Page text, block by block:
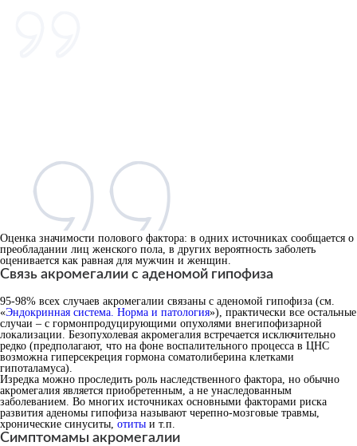
Оценка значимости полового фактора: в одних источниках сообщается о
преобладании лиц женского пола, в других вероятность заболеть
оценивается как равная для мужчин и женщин.
Связь акромегалии с аденомой гипофиза
95-98% всех случаев акромегалии связаны с аденомой гипофиза (см.
«Эндокринная система. Норма и патология»), практически все остальные
случаи – с гормонпродуцирующими опухолями внегипофизарной
локализации. Безопухолевая акромегалия встречается исключительно
редко (предполагают, что на фоне воспалительного процесса в ЦНС
возможна гиперсекреция гормона соматолиберина клетками
гипоталамуса).
Изредка можно проследить роль наследственного фактора, но обычно
акромегалия является приобретенным, а не унаследованным
заболеванием. Во многих источниках основными факторами риска
развития аденомы гипофиза называют черепно-мозговые травмы,
хронические синуситы, отиты и т.п.
Симптомамы акромегалии